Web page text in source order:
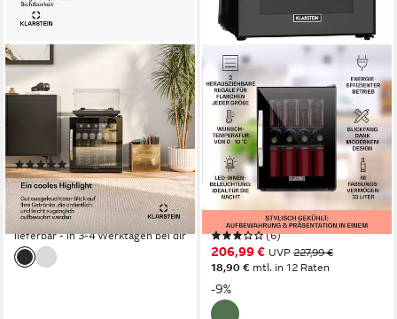
KLARSTEIN
Getränkekühlschrank
10047753
47.4 x 43.6 x 51.7 cm B/H/T
Produktdatenblatt
(1)
ab 189,99 € UVP212,99 €
17,35 €mtl. in 12 Raten
-11%
lieferbar - in 3-4 Werktagen bei dir
KLARSTEIN
Getränkekühlschrank
Beersafe M Onyx
Getränkekühlschrank 33 L
Glastür schwarz 10034847
40.3 x 55.2 x 43.2 cm
33 l Kapazität Kühlen
42 dB(A)
Betriebsgeräusch
Produktdatenblatt
(6)
206,99 € UVP 227,99 €
18,90 € mtl. in 12 Raten
-9%